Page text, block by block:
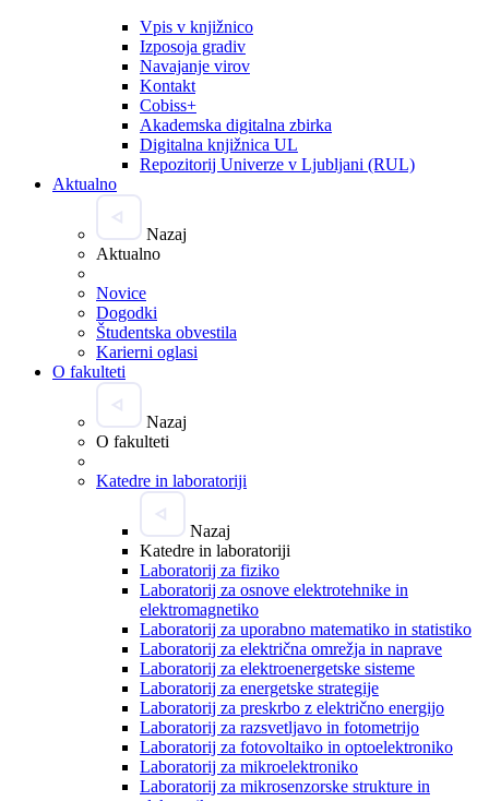
Vpis v knjižnico
Izposoja gradiv
Navajanje virov
Kontakt
Cobiss+
Akademska digitalna zbirka
Digitalna knjižnica UL
Repozitorij Univerze v Ljubljani (RUL)
Aktualno
Nazaj
Aktualno
Novice
Dogodki
Študentska obvestila
Karierni oglasi
O fakulteti
Nazaj
O fakulteti
Katedre in laboratoriji
Nazaj
Katedre in laboratoriji
Laboratorij za fiziko
Laboratorij za osnove elektrotehnike in
elektromagnetiko
Laboratorij za uporabno matematiko in statistiko
Laboratorij za električna omrežja in naprave
Laboratorij za elektroenergetske sisteme
Laboratorij za energetske strategije
Laboratorij za preskrbo z električno energijo
Laboratorij za razsvetljavo in fotometrijo
Laboratorij za fotovoltaiko in optoelektroniko
Laboratorij za mikroelektroniko
Laboratorij za mikrosenzorske strukture in